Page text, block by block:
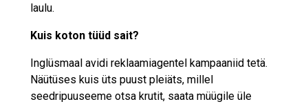
laulu.
Kuis koton tüüd sait?
Inglüsmaal avidi reklaamiagentel kampaaniid tetä.
Näütüses kuis üts puust pleiäts, millel
seedripuuseeme otsa krutit, saata müügile üle